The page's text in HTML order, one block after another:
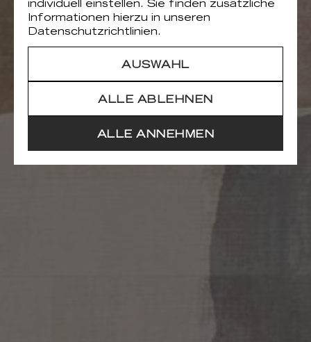
individuell einstellen. Sie finden zusätzliche
Informationen hierzu in unseren
Datenschutzrichtlinien.
AUSWAHL
ALLE ABLEHNEN
ALLE ANNEHMEN